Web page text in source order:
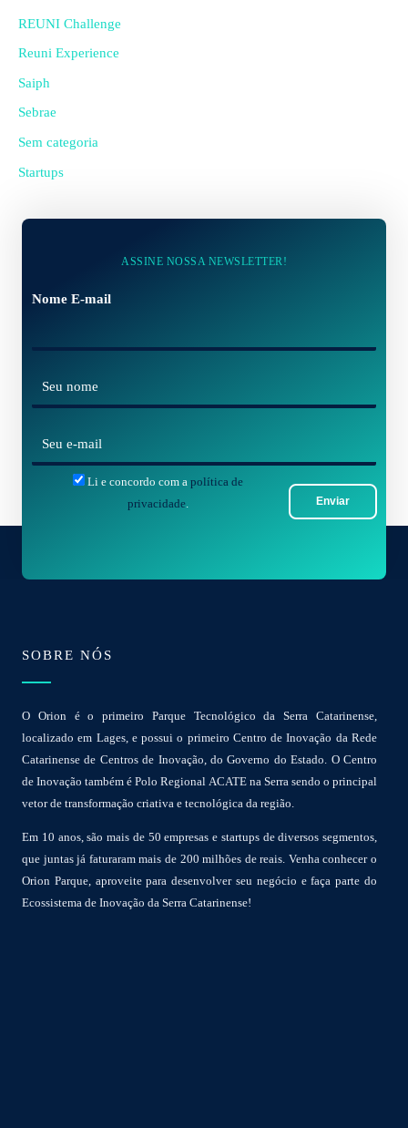
REUNI Challenge
Reuni Experience
Saiph
Sebrae
Sem categoria
Startups
ASSINE NOSSA NEWSLETTER!
Nome E-mail
o
-
Enviar
Li e concordo com a política de
privacidade.
SOBRE NÓS
O Orion é o primeiro Parque Tecnológico da Serra Catarinense,
localizado em Lages, e possui o primeiro Centro de Inovação da Rede
Catarinense de Centros de Inovação, do Governo do Estado. O Centro
de Inovação também é Polo Regional ACATE na Serra sendo o principal
vetor de transformação criativa e tecnológica da região.
Em 10 anos, são mais de 50 empresas e startups de diversos segmentos,
que juntas já faturaram mais de 200 milhões de reais. Venha conhecer o
Orion Parque, aproveite para desenvolver seu negócio e faça parte do
Ecossistema de Inovação da Serra Catarinense!